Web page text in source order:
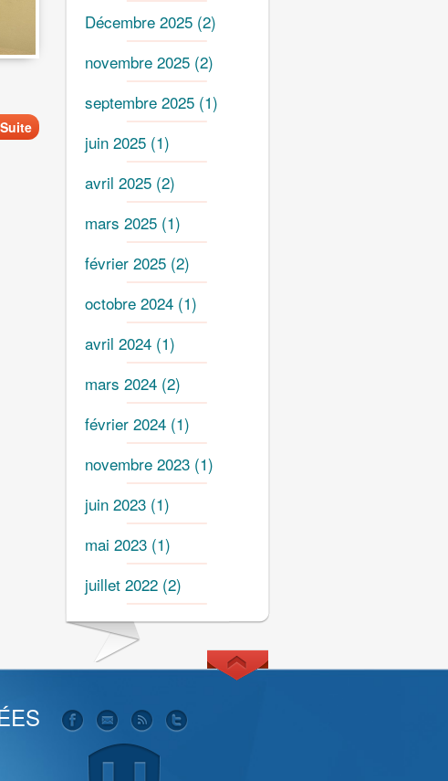
Décembre 2025(2)
novembre 2025(2)
septembre 2025(1)
juin 2025(1)
avril 2025(2)
mars 2025(1)
février 2025(2)
octobre 2024(1)
avril 2024(1)
mars 2024(2)
février 2024(1)
novembre 2023(1)
juin 2023(1)
mai 2023(1)
juillet 2022(2)